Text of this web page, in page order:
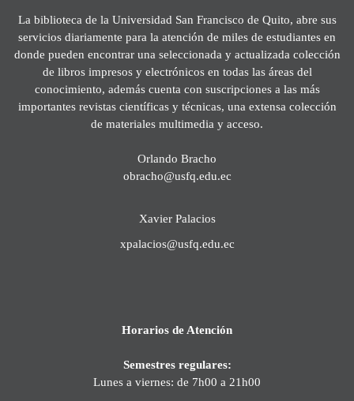
La biblioteca de la Universidad San Francisco de Quito, abre sus
servicios diariamente para la atención de miles de estudiantes en
donde pueden encontrar una seleccionada y actualizada colección
de libros impresos y electrónicos en todas las áreas del
conocimiento, además cuenta con suscripciones a las más
importantes revistas científicas y técnicas, una extensa colección
de materiales multimedia y acceso.
Orlando Bracho
obracho@usfq.edu.ec
Xavier Palacios
xpalacios@usfq.edu.ec
Horarios de Atención
Semestres regulares:
Lunes a viernes: de 7h00 a 21h00